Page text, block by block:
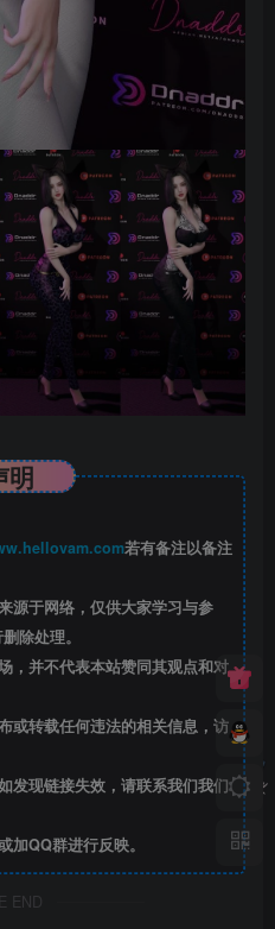
明
若有备注以备注
源于网络，仅供大家学习与参
除处理。
，并不代表本站赞同其观点和对
或转载任何违法的相关信息，访
发现链接失效，请联系我们我们
加QQ群进行反映。
END